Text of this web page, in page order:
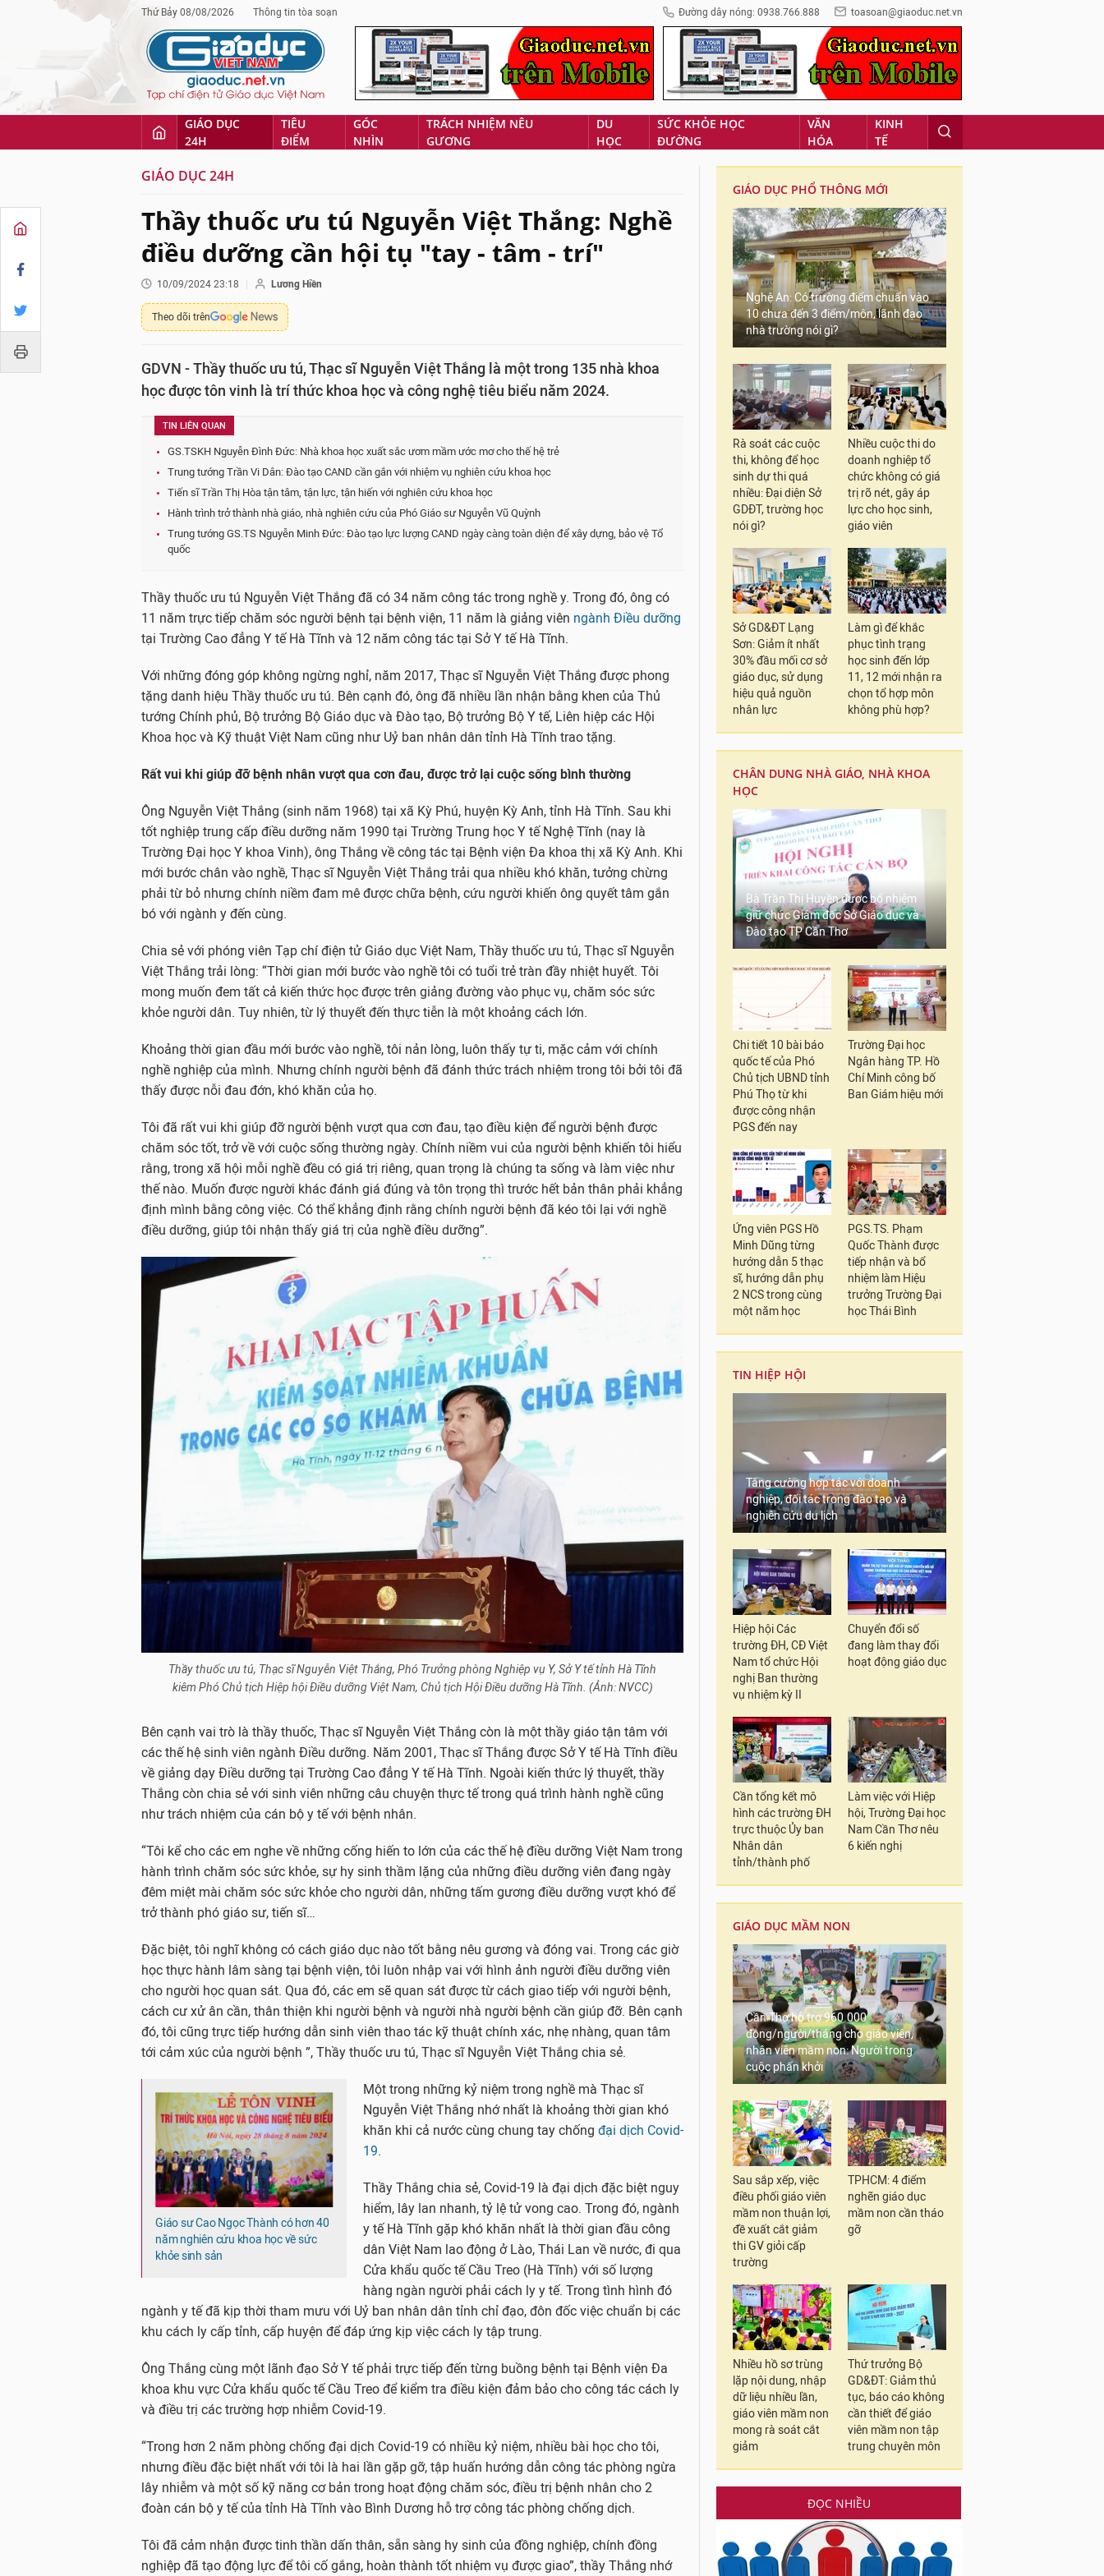
Thứ Bảy 08/08/2026 Thông tin tòa soạn Đường dây nóng: 0938.766.888 toasoan@giaoduc.net.vn
GIÁO DỤC
24H
TIÊU
ĐIỂM
GÓC
NHÌN
TRÁCH NHIỆM NÊU
GƯƠNG
DU
HỌC
SỨC KHỎE HỌC
ĐƯỜNG
VĂN
HÓA
KINH
TẾ
GIÁO DỤC 24H
Thầy thuốc ưu tú Nguyễn Việt Thắng: Nghề
điều dưỡng cần hội tụ "tay - tâm - trí"
10/09/2024 23:18 Lương Hiền
Theo dõi trên
GDVN - Thầy thuốc ưu tú, Thạc sĩ Nguyễn Việt Thắng là một trong 135 nhà khoa
học được tôn vinh là trí thức khoa học và công nghệ tiêu biểu năm 2024.
TIN LIÊN QUAN
GS.TSKH Nguyễn Đình Đức: Nhà khoa học xuất sắc ươm mầm ước mơ cho thế hệ trẻ
Trung tướng Trần Vi Dân: Đào tạo CAND cần gắn với nhiệm vụ nghiên cứu khoa học
Tiến sĩ Trần Thị Hòa tận tâm, tận lực, tận hiến với nghiên cứu khoa học
Hành trình trở thành nhà giáo, nhà nghiên cứu của Phó Giáo sư Nguyễn Vũ Quỳnh
Trung tướng GS.TS Nguyễn Minh Đức: Đào tạo lực lượng CAND ngày càng toàn diện để xây dựng, bảo vệ Tổ
quốc
Thầy thuốc ưu tú Nguyễn Việt Thắng đã có 34 năm công tác trong nghề y. Trong đó, ông có
11 năm trực tiếp chăm sóc người bệnh tại bệnh viện, 11 năm là giảng viên ngành Điều dưỡng
tại Trường Cao đẳng Y tế Hà Tĩnh và 12 năm công tác tại Sở Y tế Hà Tĩnh.
Với những đóng góp không ngừng nghỉ, năm 2017, Thạc sĩ Nguyễn Việt Thắng được phong
tặng danh hiệu Thầy thuốc ưu tú. Bên cạnh đó, ông đã nhiều lần nhận bằng khen của Thủ
tướng Chính phủ, Bộ trưởng Bộ Giáo dục và Đào tạo, Bộ trưởng Bộ Y tế, Liên hiệp các Hội
Khoa học và Kỹ thuật Việt Nam cũng như Uỷ ban nhân dân tỉnh Hà Tĩnh trao tặng.
Rất vui khi giúp đỡ bệnh nhân vượt qua cơn đau, được trở lại cuộc sống bình thường
Ông Nguyễn Việt Thắng (sinh năm 1968) tại xã Kỳ Phú, huyện Kỳ Anh, tỉnh Hà Tĩnh. Sau khi
tốt nghiệp trung cấp điều dưỡng năm 1990 tại Trường Trung học Y tế Nghệ Tĩnh (nay là
Trường Đại học Y khoa Vinh), ông Thắng về công tác tại Bệnh viện Đa khoa thị xã Kỳ Anh. Khi
mới bước chân vào nghề, Thạc sĩ Nguyễn Việt Thắng trải qua nhiều khó khăn, tưởng chừng
phải từ bỏ nhưng chính niềm đam mê được chữa bệnh, cứu người khiến ông quyết tâm gắn
bó với ngành y đến cùng.
Chia sẻ với phóng viên Tạp chí điện tử Giáo dục Việt Nam, Thầy thuốc ưu tú, Thạc sĩ Nguyễn
Việt Thắng trải lòng: “Thời gian mới bước vào nghề tôi có tuổi trẻ tràn đầy nhiệt huyết. Tôi
mong muốn đem tất cả kiến thức học được trên giảng đường vào phục vụ, chăm sóc sức
khỏe người dân. Tuy nhiên, từ lý thuyết đến thực tiễn là một khoảng cách lớn.
Khoảng thời gian đầu mới bước vào nghề, tôi nản lòng, luôn thấy tự ti, mặc cảm với chính
nghề nghiệp của mình. Nhưng chính người bệnh đã đánh thức trách nhiệm trong tôi bởi tôi đã
thấy được nỗi đau đớn, khó khăn của họ.
Tôi đã rất vui khi giúp đỡ người bệnh vượt qua cơn đau, tạo điều kiện để người bệnh được
chăm sóc tốt, trở về với cuộc sống thường ngày. Chính niềm vui của người bệnh khiến tôi hiểu
rằng, trong xã hội mỗi nghề đều có giá trị riêng, quan trọng là chúng ta sống và làm việc như
thế nào. Muốn được người khác đánh giá đúng và tôn trọng thì trước hết bản thân phải khẳng
định mình bằng công việc. Có thể khẳng định rằng chính người bệnh đã kéo tôi lại với nghề
điều dưỡng, giúp tôi nhận thấy giá trị của nghề điều dưỡng”.
Thầy thuốc ưu tú, Thạc sĩ Nguyễn Việt Thắng, Phó Trưởng phòng Nghiệp vụ Y, Sở Y tế tỉnh Hà Tĩnh
kiêm Phó Chủ tịch Hiệp hội Điều dưỡng Việt Nam, Chủ tịch Hội Điều dưỡng Hà Tĩnh. (Ảnh: NVCC)
Bên cạnh vai trò là thầy thuốc, Thạc sĩ Nguyễn Việt Thắng còn là một thầy giáo tận tâm với
các thế hệ sinh viên ngành Điều dưỡng. Năm 2001, Thạc sĩ Thắng được Sở Y tế Hà Tĩnh điều
về giảng dạy Điều dưỡng tại Trường Cao đẳng Y tế Hà Tĩnh. Ngoài kiến thức lý thuyết, thầy
Thắng còn chia sẻ với sinh viên những câu chuyện thực tế trong quá trình hành nghề cũng
như trách nhiệm của cán bộ y tế với bệnh nhân.
“Tôi kể cho các em nghe về những cống hiến to lớn của các thế hệ điều dưỡng Việt Nam trong
hành trình chăm sóc sức khỏe, sự hy sinh thầm lặng của những điều dưỡng viên đang ngày
đêm miệt mài chăm sóc sức khỏe cho người dân, những tấm gương điều dưỡng vượt khó để
trở thành phó giáo sư, tiến sĩ…
Đặc biệt, tôi nghĩ không có cách giáo dục nào tốt bằng nêu gương và đóng vai. Trong các giờ
học thực hành lâm sàng tại bệnh viện, tôi luôn nhập vai với hình ảnh người điều dưỡng viên
cho người học quan sát. Qua đó, các em sẽ quan sát được từ cách giao tiếp với người bệnh,
cách cư xử ân cần, thân thiện khi người bệnh và người nhà người bệnh cần giúp đỡ. Bên cạnh
đó, tôi cũng trực tiếp hướng dẫn sinh viên thao tác kỹ thuật chính xác, nhẹ nhàng, quan tâm
tới cảm xúc của người bệnh ”, Thầy thuốc ưu tú, Thạc sĩ Nguyễn Việt Thắng chia sẻ.
Giáo sư Cao Ngọc Thành có hơn 40
năm nghiên cứu khoa học về sức
khỏe sinh sản
Một trong những kỷ niệm trong nghề mà Thạc sĩ
Nguyễn Việt Thắng nhớ nhất là khoảng thời gian khó
khăn khi cả nước cùng chung tay chống đại dịch Covid-
19
Thầy Thắng chia sẻ, Covid-19 là đại dịch đặc biệt nguy
hiểm, lây lan nhanh, tỷ lệ tử vong cao. Trong đó, ngành
y tế Hà Tĩnh gặp khó khăn nhất là thời gian đầu công
dân Việt Nam lao động ở Lào, Thái Lan về nước, đi qua
Cửa khẩu quốc tế Cầu Treo (Hà Tĩnh) với số lượng
hàng ngàn người phải cách ly y tế. Trong tình hình đó
ngành y tế đã kịp thời tham mưu với Uỷ ban nhân dân tỉnh chỉ đạo, đôn đốc việc chuẩn bị các
khu cách ly cấp tỉnh, cấp huyện để đáp ứng kịp việc cách ly tập trung.
Ông Thắng cùng một lãnh đạo Sở Y tế phải trực tiếp đến từng buồng bệnh tại Bệnh viện Đa
khoa khu vực Cửa khẩu quốc tế Cầu Treo để kiểm tra điều kiện đảm bảo cho công tác cách ly
và điều trị các trường hợp nhiễm Covid-19.
“Trong hơn 2 năm phòng chống đại dịch Covid-19 có nhiều kỷ niệm, nhiều bài học cho tôi,
nhưng điều đặc biệt nhất với tôi là hai lần gặp gỡ, tập huấn hướng dẫn công tác phòng ngừa
lây nhiễm và một số kỹ năng cơ bản trong hoạt động chăm sóc, điều trị bệnh nhân cho 2
đoàn cán bộ y tế của tỉnh Hà Tĩnh vào Bình Dương hỗ trợ công tác phòng chống dịch.
Tôi đã cảm nhận được tinh thần dấn thân, sẵn sàng hy sinh của đồng nghiệp, chính đồng
nghiệp đã tạo động lực để tôi cố gắng, hoàn thành tốt nhiệm vụ được giao”, thầy Thắng nhớ
GIÁO DỤC PHỔ THÔNG MỚI
Nghệ An: Có trường điểm chuẩn vào
10 chưa đến 3 điểm/môn, lãnh đạo
nhà trường nói gì?
Rà soát các cuộc
thi, không để học
sinh dự thi quá
nhiều: Đại diện Sở
GDĐT, trường học
nói gì?
Nhiều cuộc thi do
doanh nghiệp tổ
chức không có giá
trị rõ nét, gây áp
lực cho học sinh,
giáo viên
Sở GD&ĐT Lạng
Sơn: Giảm ít nhất
30% đầu mối cơ sở
giáo dục, sử dụng
hiệu quả nguồn
nhân lực
Làm gì để khắc
phục tình trạng
học sinh đến lớp
11, 12 mới nhận ra
chọn tổ hợp môn
không phù hợp?
CHÂN DUNG NHÀ GIÁO, NHÀ KHOA
HỌC
Bà Trần Thị Huyền được bổ nhiệm
giữ chức Giám đốc Sở Giáo dục và
Đào tạo TP Cần Thơ
Chi tiết 10 bài báo
quốc tế của Phó
Chủ tịch UBND tỉnh
Phú Thọ từ khi
được công nhận
PGS đến nay
Trường Đại học
Ngân hàng TP. Hồ
Chí Minh công bố
Ban Giám hiệu mới
Ứng viên PGS Hồ
Minh Dũng từng
hướng dẫn 5 thạc
sĩ, hướng dẫn phụ
2 NCS trong cùng
một năm học
PGS.TS. Phạm
Quốc Thành được
tiếp nhận và bổ
nhiệm làm Hiệu
trưởng Trường Đại
học Thái Bình
TIN HIỆP HỘI
Tăng cường hợp tác với doanh
nghiệp, đối tác trong đào tạo và
nghiên cứu du lịch
Hiệp hội Các
trường ĐH, CĐ Việt
Nam tổ chức Hội
nghị Ban thường
vụ nhiệm kỳ II
Chuyển đổi số
đang làm thay đổi
hoạt động giáo dục
Cần tổng kết mô
hình các trường ĐH
trực thuộc Ủy ban
Nhân dân
tỉnh/thành phố
Làm việc với Hiệp
hội, Trường Đại học
Nam Cần Thơ nêu
6 kiến nghị
GIÁO DỤC MẦM NON
Cần Thơ hỗ trợ 960.000
đồng/người/tháng cho giáo viên,
nhân viên mầm non: Người trong
cuộc phấn khởi
Sau sắp xếp, việc
điều phối giáo viên
mầm non thuận lợi,
đề xuất cắt giảm
thi GV giỏi cấp
trường
TPHCM: 4 điểm
nghẽn giáo dục
mầm non cần tháo
gỡ
Nhiều hồ sơ trùng
lặp nội dung, nhập
dữ liệu nhiều lần,
giáo viên mầm non
mong rà soát cắt
giảm
Thứ trưởng Bộ
GD&ĐT: Giảm thủ
tục, báo cáo không
cần thiết để giáo
viên mầm non tập
trung chuyên môn
ĐỌC NHIỀU